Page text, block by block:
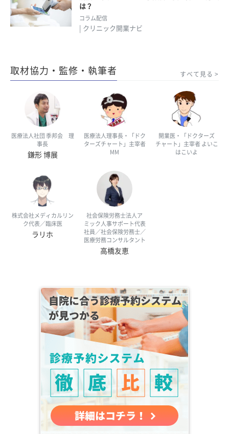
は？
コラム配信
| クリニック開業ナビ
取材協力・監修・執筆者 すべて見る
医療法人社団 季邦会 理
事長
鎌形 博展
医療法人理事長・「ドク
ターズチャート」主宰者
MM
開業医・「ドクターズ
チャート」主宰者 よいこ
はこいよ
株式会社メディカルリン
ク代表／臨床医
ラリホ
社会保険労務士法人ア
ミック人事サポート代表
社員／社会保険労務士／
医療労務コンサルタント
高橋友恵